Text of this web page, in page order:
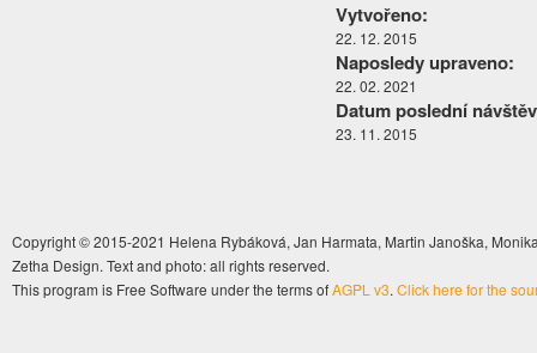
Vytvořeno:
22. 12. 2015
Naposledy upraveno:
22. 02. 2021
Datum poslední
23. 11. 2015
Copyright © 2015-2021 Helena Rybáková, Jan Harmata, Martin Janoška,
Zetha Design. Text and photo: all rights reserved.
This program is Free Software under the terms ofAGPL v3. Click here for the